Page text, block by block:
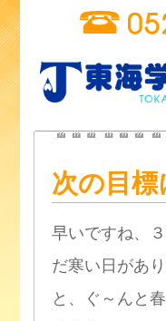
次の目標
早いですね、
だ寒い日があ
と、ぐ～んと